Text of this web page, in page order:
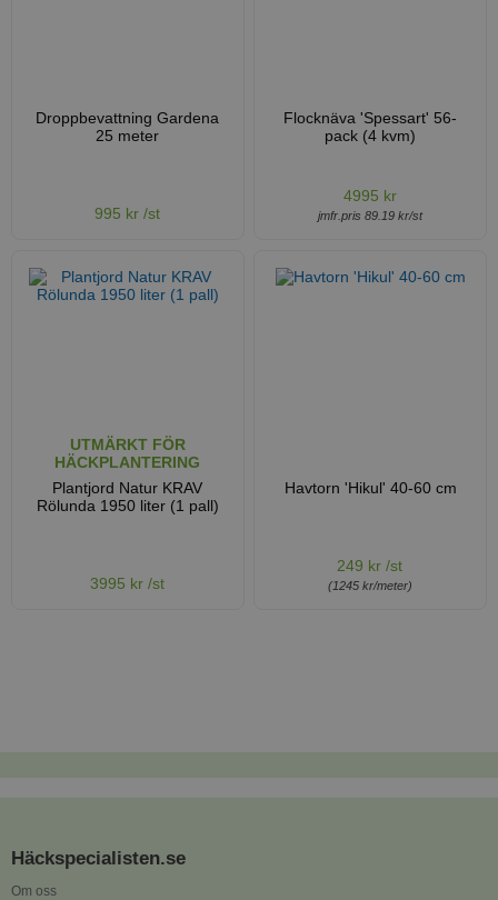
Droppbevattning Gardena
25 meter
995 kr /st
Flocknäva 'Spessart' 56-
pack (4 kvm)
4995 kr
jmfr.pris 89.19 kr/st
UTMÄRKT FÖR
HÄCKPLANTERING
Plantjord Natur KRAV
Rölunda 1950 liter (1 pall)
3995 kr /st
Havtorn 'Hikul' 40-60 cm
249 kr /st
(1245 kr/meter)
Häckspecialisten.se
Om oss